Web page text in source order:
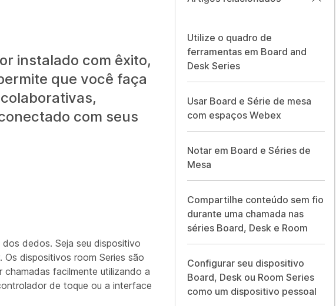
instalado com êxito,
que você faça
com seus
dedos. Seja seu dispositivo
dispositivos room Series são
facilmente utilizando a
de toque ou a interface
Utilize o quadro de
ferramentas em Board and
Desk Series
Usar Board e Série de mesa
com espaços Webex
Notar em Board e Séries de
Mesa
Compartilhe conteúdo sem fio
durante uma chamada nas
séries Board, Desk e Room
Configurar seu dispositivo
Board, Desk ou Room Series
como um dispositivo pessoal